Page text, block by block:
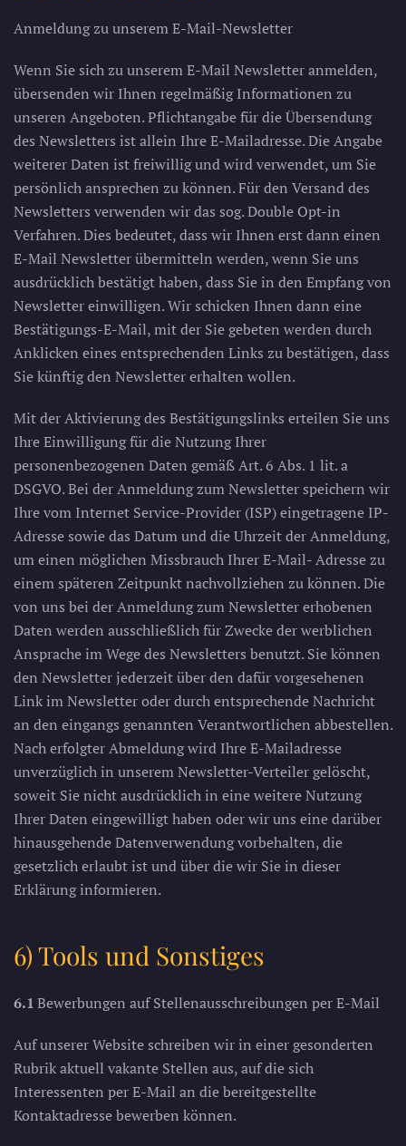
Anmeldung zu unserem E-Mail-Newsletter
Wenn Sie sich zu unserem E-Mail Newsletter anmelden,
übersenden wir Ihnen regelmäßig Informationen zu
unseren Angeboten. Pflichtangabe für die Übersendung
des Newsletters ist allein Ihre E-Mailadresse. Die Angabe
weiterer Daten ist freiwillig und wird verwendet, um Sie
persönlich ansprechen zu können. Für den Versand des
Newsletters verwenden wir das sog. Double Opt-in
Verfahren. Dies bedeutet, dass wir Ihnen erst dann einen
E-Mail Newsletter übermitteln werden, wenn Sie uns
ausdrücklich bestätigt haben, dass Sie in den Empfang von
Newsletter einwilligen. Wir schicken Ihnen dann eine
Bestätigungs-E-Mail, mit der Sie gebeten werden durch
Anklicken eines entsprechenden Links zu bestätigen, dass
Sie künftig den Newsletter erhalten wollen.
Mit der Aktivierung des Bestätigungslinks erteilen Sie uns
Ihre Einwilligung für die Nutzung Ihrer
personenbezogenen Daten gemäß Art. 6 Abs. 1 lit. a
DSGVO. Bei der Anmeldung zum Newsletter speichern wir
Ihre vom Internet Service-Provider (ISP) eingetragene IP-
Adresse sowie das Datum und die Uhrzeit der Anmeldung,
um einen möglichen Missbrauch Ihrer E-Mail- Adresse zu
einem späteren Zeitpunkt nachvollziehen zu können. Die
von uns bei der Anmeldung zum Newsletter erhobenen
Daten werden ausschließlich für Zwecke der werblichen
Ansprache im Wege des Newsletters benutzt. Sie können
den Newsletter jederzeit über den dafür vorgesehenen
Link im Newsletter oder durch entsprechende Nachricht
an den eingangs genannten Verantwortlichen abbestellen.
Nach erfolgter Abmeldung wird Ihre E-Mailadresse
unverzüglich in unserem Newsletter-Verteiler gelöscht,
soweit Sie nicht ausdrücklich in eine weitere Nutzung
Ihrer Daten eingewilligt haben oder wir uns eine darüber
hinausgehende Datenverwendung vorbehalten, die
gesetzlich erlaubt ist und über die wir Sie in dieser
Erklärung informieren.
6) Tools und Sonstiges
6.1Bewerbungen auf Stellenausschreibungen per E-Mail
Auf unserer Website schreiben wir in einer gesonderten
Rubrik aktuell vakante Stellen aus, auf die sich
Interessenten per E-Mail an die bereitgestellte
Kontaktadresse bewerben können.